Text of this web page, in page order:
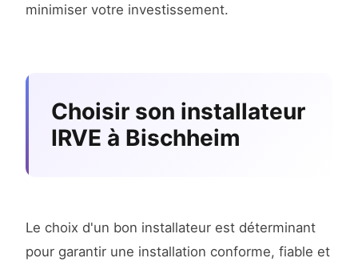
minimiser votre investissement.
Choisir son installateur
IRVE à Bischheim
Le choix d'un bon installateur est déterminant
pour garantir une installation conforme, fiable et